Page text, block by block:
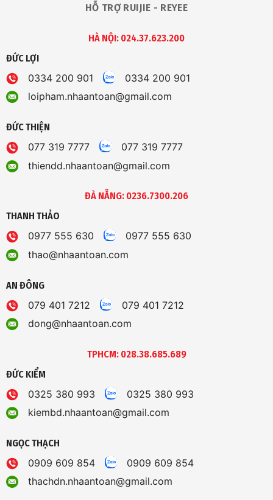
HỖ TRỢ RUIJIE - REYEE
HÀ NỘI: 024.37.623.200
ĐỨC LỢI
0334 200 901
0334 200 901
loipham.nhaantoan@gmail.com
ĐỨC THIỆN
077 319 7777
077 319 7777
thiendd.nhaantoan@gmail.com
ĐÀ NẴNG: 0236.7300.206
THANH THẢO
0977 555 630
0977 555 630
thao@nhaantoan.com
AN ĐÔNG
079 401 7212
079 401 7212
dong@nhaantoan.com
TPHCM: 028.38.685.689
ĐỨC KIỂM
0325 380 993
0325 380 993
kiembd.nhaantoan@gmail.com
NGỌC THẠCH
0909 609 854
0909 609 854
thachdn.nhaantoan@gmail.com